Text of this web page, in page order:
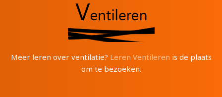
Meer leren over ventilatie? Leren Ventileren is de plaats
om te bezoeken.